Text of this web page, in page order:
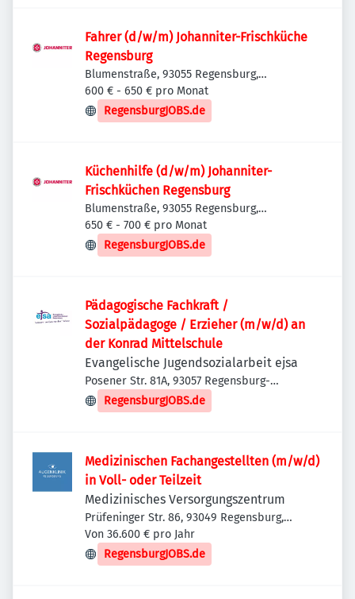
Fahrer (d/w/m) Johanniter-Frischküche
Regensburg
Blumenstraße, 93055 Regensburg,
Deutschland
600 € - 650 € pro Monat
RegensburgJOBS.de
Küchenhilfe (d/w/m) Johanniter-
Frischküchen Regensburg
Blumenstraße, 93055 Regensburg,
Deutschland
650 € - 700 € pro Monat
RegensburgJOBS.de
Pädagogische Fachkraft /
Sozialpädagoge / Erzieher (m/w/d) an
der Konrad Mittelschule
Evangelische Jugendsozialarbeit ejsa
Posener Str. 81A, 93057 Regensburg-
Konradsiedlung-Wutzlhofen, Deutschland
RegensburgJOBS.de
Medizinischen Fachangestellten (m/w/d)
in Voll- oder Teilzeit
Medizinisches Versorgungszentrum
Prüfeninger Str. 86, 93049 Regensburg,
Deutschland
Von 36.600 € pro Jahr
RegensburgJOBS.de